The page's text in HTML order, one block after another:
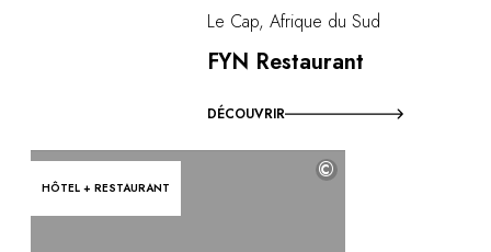
Le Cap, Afrique du Sud
FYN Restaurant
DÉCOUVRIR
HÔTEL + RESTAURANT
©